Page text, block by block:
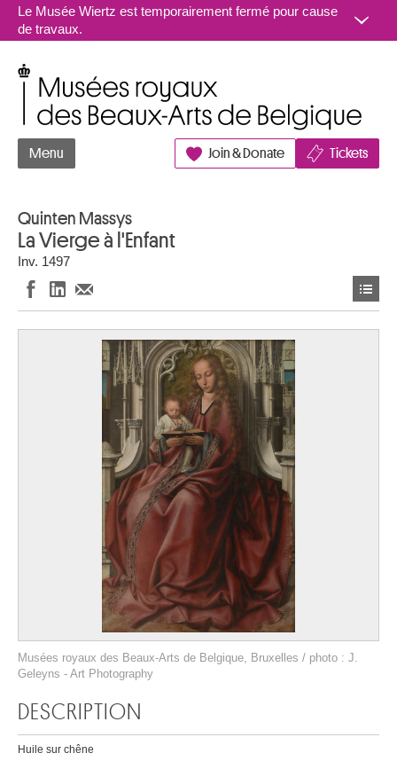
Aller au contenu
Le Musée Wiertz est temporairement fermé pour cause
de travaux.
Menu Join & Donate Tickets
Quinten Massys
La Vierge à l'Enfant
Inv. 1497
Musées royaux des Beaux-Arts de Belgique, Bruxelles / photo : J.
Geleyns - Art Photography
DESCRIPTION
Huile sur chêne